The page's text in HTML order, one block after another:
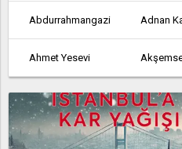
Abdurrahmangazi Adnan
Ahmet Yesevi
Altinşehir Altintepe
Ambarli